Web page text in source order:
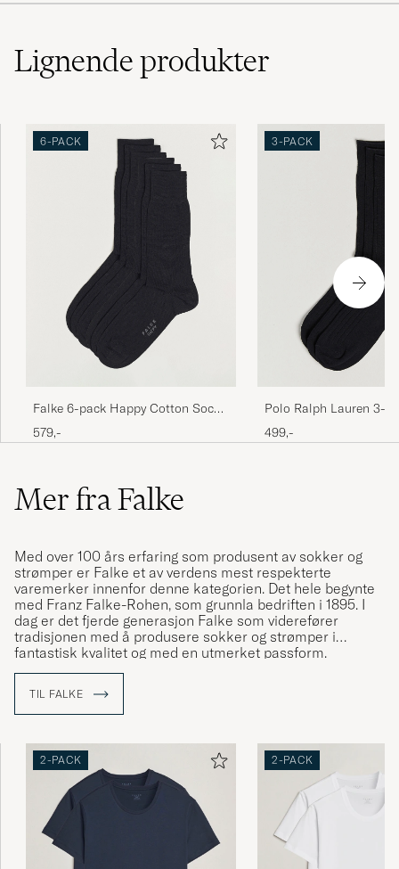
Lignendeprodukter
6-PACK
Falke 6-pack Happy Cotton Socks
Black
579,-
3-PACK
Polo Ralph Lauren 3-
Egyptian Rib Crew
499,-
Mer fra Falke
Med over 100 års erfaring som produsent av sokker og
strømper er Falke et av verdens mest respekterte
varemerker innenfor denne kategorien. Det hele begynte
med Franz Falke-Rohen, som grunnla bedriften i 1895. I
dag er det fjerde generasjon Falke som viderefører
tradisjonen med å produsere sokker og strømper i
fantastisk kvalitet og med en utmerket passform.
TIL FALKE
2-PACK 2-PACK